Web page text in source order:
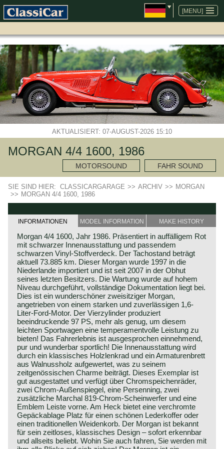
[MENU]
NAVIGATION
ÜBERSPRINGEN
AKTUALISIERT: 07-AUGUST-2026 15:10
MORGAN 4/4 1600, 1986
MOTORSOUND FAHR SOUND
SIE SIND HIER: CLASSICARGARAGE >> ARCHIV >> MORGAN
>> MORGAN 4/4 1600, 1986
INFORMATIONEN MODEL INFORMATION MAKE HISTORY
Morgan 4/4 1600, Jahr 1986. Präsentiert in auffälligem Rot
mit schwarzer Innenausstattung und passendem
schwarzen Vinyl-Stoffverdeck. Der Tachostand beträgt
aktuell 73.885 km. Dieser Morgan wurde 1997 in die
Niederlande importiert und ist seit 2007 in der Obhut
seines letzten Besitzers. Die Wartung wurde auf hohem
Niveau durchgeführt, vollständige Dokumentation liegt bei.
Dies ist ein wunderschöner zweisitziger Morgan,
angetrieben von einem starken und zuverlässigen 1,6-
Liter-Ford-Motor. Der Vierzylinder produziert
beeindruckende 97 PS, mehr als genug, um diesem
leichten Sportwagen eine temperamentvolle Leistung zu
bieten! Das Fahrerlebnis ist ausgesprochen einnehmend,
pur und wunderbar sportlich! Die Innenausstattung wird
durch ein klassisches Holzlenkrad und ein Armaturenbrett
aus Walnussholz aufgewertet, was zu seinem
zeitgenössischen Charme beiträgt. Dieses Exemplar ist
gut ausgestattet und verfügt über Chromspeichenräder,
zwei Chrom-Außenspiegel, eine Persenning, zwei
zusätzliche Marchal 819-Chrom-Scheinwerfer und eine
Emblem Leiste vorne. Am Heck bietet eine verchromte
Gepäckablage Platz für einen schönen Lederkoffer oder
einen traditionellen Weidenkorb. Der Morgan ist bekannt
für sein zeitloses, klassisches Design – sofort erkennbar
und allseits beliebt. Wohin Sie auch fahren, Sie werden mit